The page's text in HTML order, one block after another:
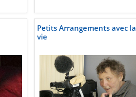
Petits Arrangements avec la
vie